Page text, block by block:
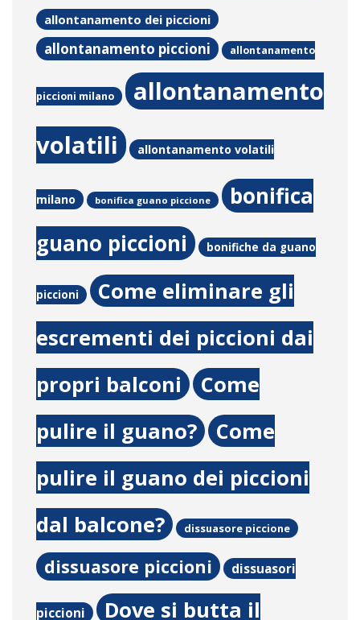
allontanamento dei piccioni
allontanamento piccioni allontanamento
piccioni milano
allontanamento
volatili
allontanamento volatili
milano bonifica guano piccione
bonifica
guano piccioni
bonifiche da guano
piccioni
Come eliminare gli
escrementi dei piccioni dai
propri balconi
Come
pulire il guano?
Come
pulire il guano dei piccioni
dal balcone?
dissuasore piccione
dissuasore piccioni dissuasori
piccioni Dove si butta il